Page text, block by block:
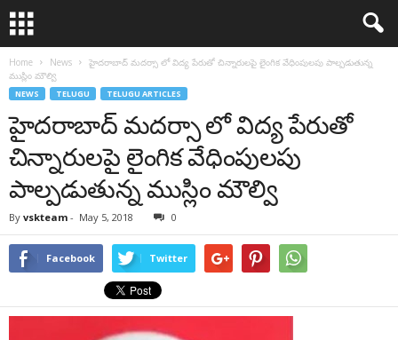
Home News
హైదరాబాద్ మదర్సా లో విద్య పేరుతో చిన్నారులపై లైంగిక వేధింపులపు పాల్పడుతున్న
ముస్లిం మౌల్వి
NEWS TELUGU TELUGU ARTICLES
హైదరాబాద్ మదర్సా లో విద్య పేరుతో
చిన్నారులపై లైంగిక వేధింపులపు
పాల్పడుతున్న ముస్లిం మౌల్వి
By vskteam - May 5, 2018 0
Facebook Twitter